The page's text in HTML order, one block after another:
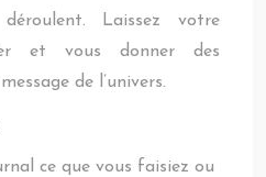
Laissez votre
et vous donner des
de l’univers.
ce que vous faisiez ou